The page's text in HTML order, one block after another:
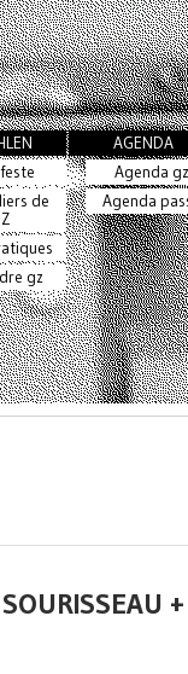
de
gz
AGENDA
Agenda gz
Agenda